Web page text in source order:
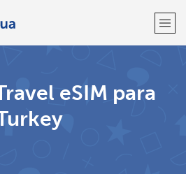
cuenta?Inicia sesión →
eSIM para